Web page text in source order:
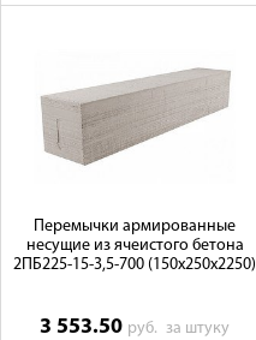
Перемычки армированные
несущие из ячеистого бетона
2ПБ225-15-3,5-700 (150х250х2250)
3 553.50 руб.за штуку